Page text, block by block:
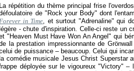
La répétition du thème principal frise
de "Rock your Body" dont
in Time, et surtout "Adrenaline" qui
légère - chute d'inspiration. Celle-ci reste un
"Heaven Must Have Won An Angel" qui
la prestation impressionnante de
de puissance – beaucoup. Celui qui
la comédie musicale Jesus Christ Superstar
déployée sur le vigoureux "Victory"